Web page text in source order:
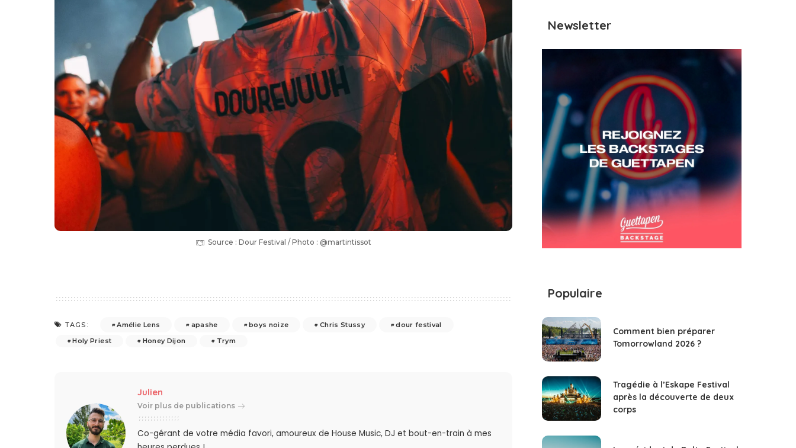
Source : Dour Festival / Photo : @martintissot
TAGS: Amélie Lens apashe boys noize Chris Stussy
dour festival
Holy Priest
Honey Dijon Trym
Julien
Voir plus de publications
Co-gérant de votre média favori, amoureux de House Music, DJ et bout-en-train à mes
Newsletter
Populaire
Comment bien préparer
Tomorrowland 2026 ?
Tragédie à l’Eskape Festival
après la découverte de deux
corps